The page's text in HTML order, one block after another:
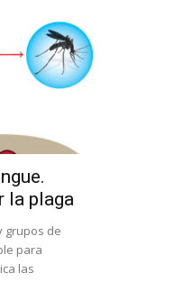
la plaga
grupos de
para
las